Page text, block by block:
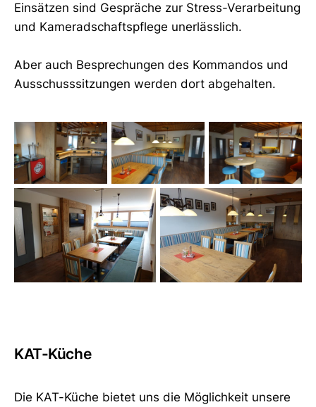
Einsätzen sind Gespräche zur Stress-Verarbeitung
und Kameradschaftspflege unerlässlich.
Aber auch Besprechungen des Kommandos und
Ausschusssitzungen werden dort abgehalten.
KAT-Küche
Die KAT-Küche bietet uns die Möglichkeit unsere